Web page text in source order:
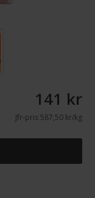
141 kr
Jfr-pris587,50 kr/kg